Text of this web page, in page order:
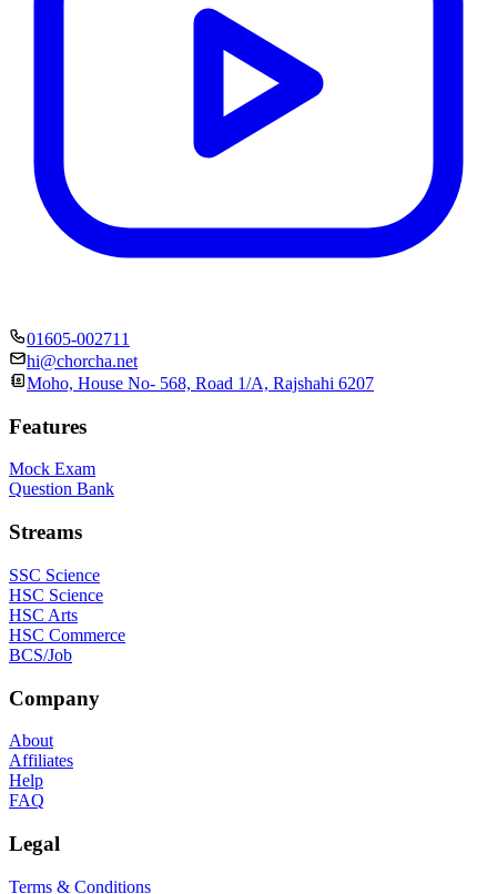
01605-002711
hi@chorcha.net
Moho, House No- 568, Road 1/A, Rajshahi 6207
Features
Mock Exam
Question Bank
Streams
SSC Science
HSC Science
HSC Arts
HSC Commerce
BCS/Job
Company
About
Affiliates
Help
FAQ
Legal
Terms & Conditions